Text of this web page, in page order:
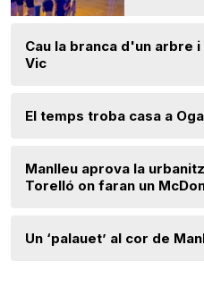
Cau la branca d'un arbre
Vic
El temps troba casa a
Manlleu aprova la
Torelló on faran un
Un ‘palauet’ al cor de